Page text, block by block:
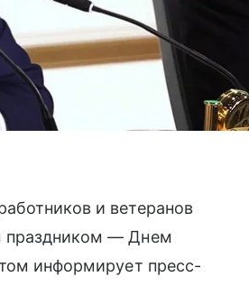
и ветеранов
праздником — Днем
информирует пресс-